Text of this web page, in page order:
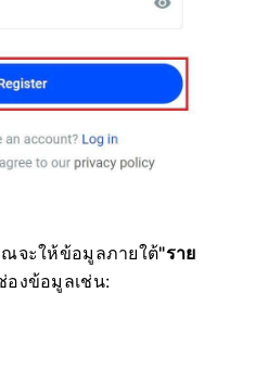
จะให้ข้อมูลภายใต้"ราย
องข้อมูลเช่น: